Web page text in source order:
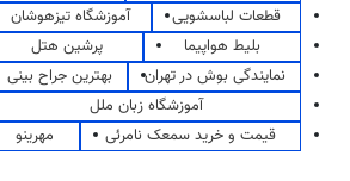
قطعات لباسشویی
آموزشگاه تیزهوشان
بلیط هواپیما
پرشین هتل
نمایندگی بوش در تهران
بهترین جراح بینی
آموزشگاه زبان ملل
قیمت و خرید سمعک نامرئی
مهرینو